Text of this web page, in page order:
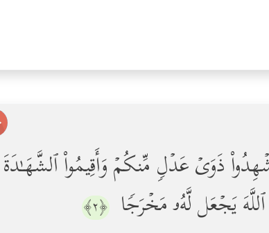
ذَوَیۡ عَدۡلࣲ مِّنكُمۡ وَأَقِیمُواْ ٱلشَّهَـٰدَةَ
یَجۡعَل لَّهُۥ مَخۡرَجࣰا ﴿٢﴾